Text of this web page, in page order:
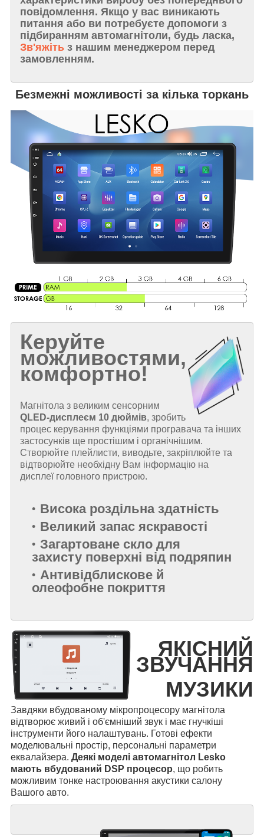
повідомлення. Якщо у вас виникають
питання або ви потребуєте допомоги з
підбиранням автомагнітоли, будь ласка,
Зв'яжіть з нашим менеджером перед
замовленням.
Безмежні можливості за кілька торкань
Керуйте
можливостями,
комфортно!
Магнітола з великим сенсорним
QLED-дисплеєм 10 дюймів, зробить
процес керування функціями програвача та інших
застосунків ще простішим і органічнішим.
Створюйте плейлисти, виводьте, закріплюйте та
відтворюйте необхідну Вам інформацію на
дисплеї головного пристрою.
Висока роздільна здатність
Великий запас яскравості
Загартоване скло для
захисту поверхні від подряпин
Антивідблискове й
олеофобне покриття
ЯКІСНИЙ
ЗВУЧАННЯ
МУЗИКИ
Завдяки вбудованому мікропроцесору магнітола
відтворює живий і об'ємніший звук і має гнучкіші
інструменти його налаштувань. Готові ефекти
моделювальні простір, персональні параметри
еквалайзера. Деякі моделі автомагнітол Lesko
мають вбудований DSP процесор, що робить
можливим тонке настроювання акустики салону
Вашого авто.